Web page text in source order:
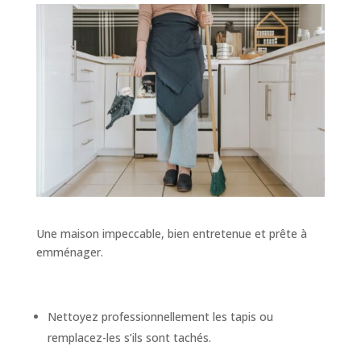
Une maison impeccable, bien entretenue et prête à
emménager.
Nettoyez professionnellement les tapis ou
remplacez-les s’ils sont tachés.